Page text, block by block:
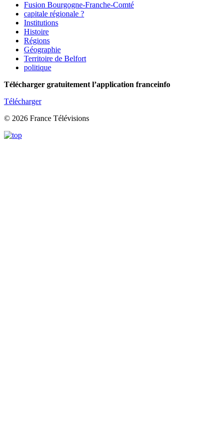
Fusion Bourgogne-Franche-Comté
capitale régionale ?
Institutions
Histoire
Régions
Géographie
Territoire de Belfort
politique
Télécharger gratuitement l’application franceinfo
Télécharger
© 2026 France Télévisions